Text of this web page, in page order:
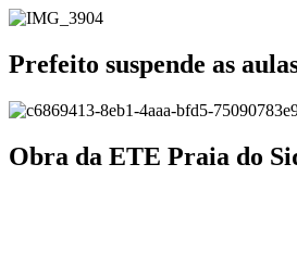
Prefeito suspende as
Obra da ETE Praia do